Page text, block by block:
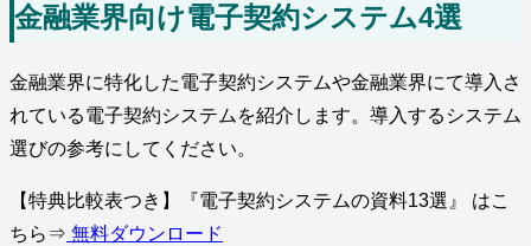
金融業界向け電子契約システム4選
金融業界に特化した電子契約システムや金融業界にて導入さ
れている電子契約システムを紹介します。導入するシステム
選びの参考にしてください。
【特典比較表つき】『電子契約システムの資料13選』 はこ
ちら⇒ 無料ダウンロード